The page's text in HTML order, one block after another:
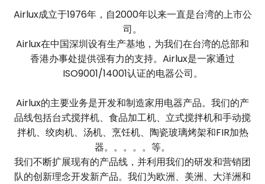
Airlux成立于1976年，自2000年以来一直是台湾的上市公
司。
Airlux在中国深圳设有生产基地，为我们在台湾的总部和
香港办事处提供强有力的支持。Airlux是一家通过
ISO9001/14001认证的电器公司。
Airlux的主要业务是开发和制造家用电器产品。我们的产
品线包括台式搅拌机、食品加工机、立式搅拌机和手动搅
拌机、绞肉机、汤机、烹饪机、陶瓷玻璃烤架和FIR加热
器。。。。。等。
我们不断扩展现有的产品线，并利用我们的研发和营销团
队的创新理念开发新产品。我们为欧洲、美洲、大洋洲和